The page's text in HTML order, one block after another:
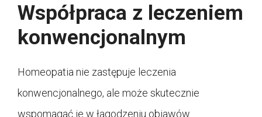
Współpraca z leczeniem
konwencjonalnym
Homeopatia nie zastępuje leczenia
konwencjonalnego, ale może skutecznie
wspomagać je w łagodzeniu objawów